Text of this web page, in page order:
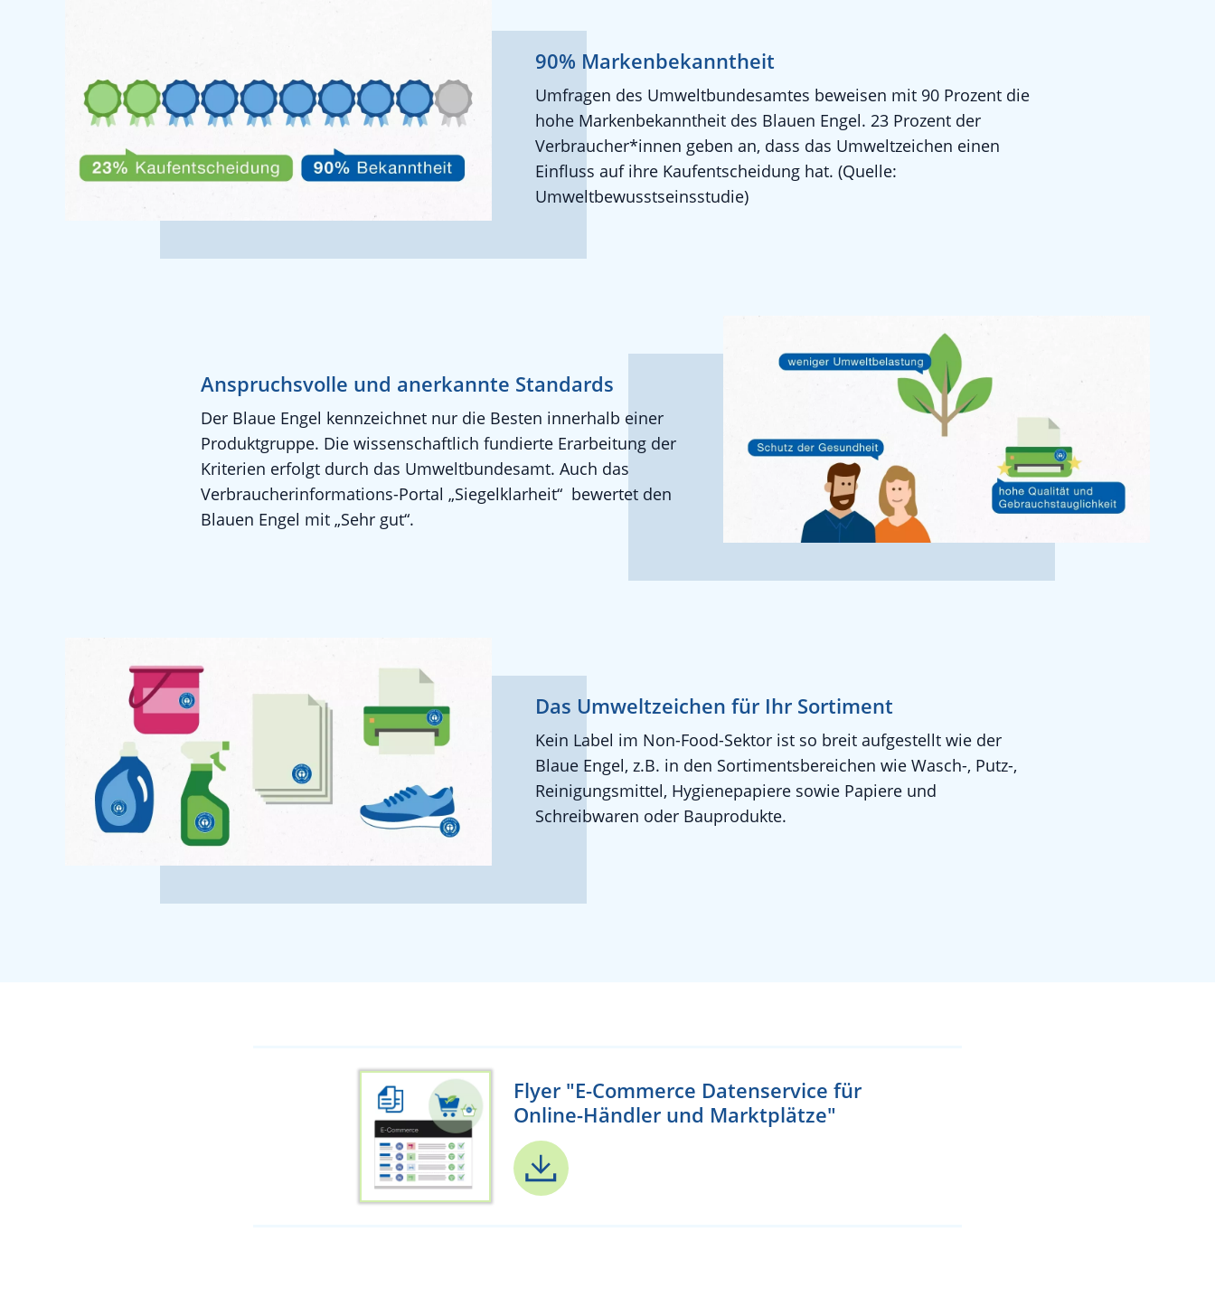
90% Markenbekanntheit
Umfragen des Umweltbundesamtes beweisen mit 90 Prozent die
hohe Markenbekanntheit des Blauen Engel. 23 Prozent der
Verbraucher*innen geben an, dass das Umweltzeichen einen
Einfluss auf ihre Kaufentscheidung hat. (Quelle:
Umweltbewusstseinsstudie)
Anspruchsvolle und anerkannte Standards
Der Blaue Engel kennzeichnet nur die Besten innerhalb einer
Produktgruppe. Die wissenschaftlich fundierte Erarbeitung der
Kriterien erfolgt durch das Umweltbundesamt. Auch das
Verbraucherinformations-Portal „Siegelklarheit“ bewertet den
Blauen Engel mit „Sehr gut“.
Das Umweltzeichen für Ihr Sortiment
Kein Label im Non-Food-Sektor ist so breit aufgestellt wie der
Blaue Engel, z.B. in den Sortimentsbereichen wie Wasch-, Putz-,
Reinigungsmittel, Hygienepapiere sowie Papiere und
Schreibwaren oder Bauprodukte.
Flyer "E-Commerce Datenservice für
Online-Händler und Marktplätze"